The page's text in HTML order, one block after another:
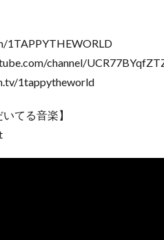
channel/
1tappytheworld
てる音楽】